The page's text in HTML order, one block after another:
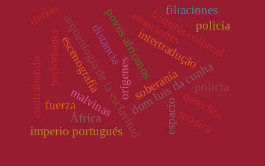
arqueología de la esclavituddom luis da cunha
soberanía
orígenes
malvinas
intertradução
povos africanos
África
fuerza
emociones
escenografía
perfomance
espacio
historia colonial
distancia
derechos
imperio portugués
filiaciones
policía
música
polícia
contrabando
tierras